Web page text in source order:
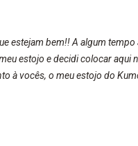
estejam bem!! A algum
estojo e decidi colocar
à vocês, o meu estojo do